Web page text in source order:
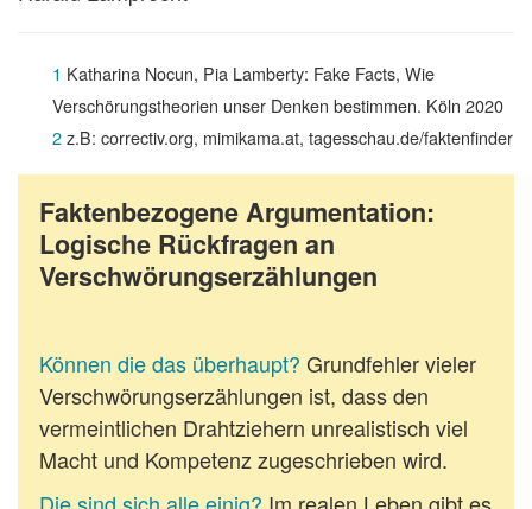
1 Katharina Nocun, Pia Lamberty: Fake Facts, Wie
Verschörungstheorien unser Denken bestimmen. Köln 2020
2z.B: correctiv.org, mimikama.at, tagesschau.de/faktenfinder
Faktenbezogene Argumentation:
Logische Rückfragen an
Verschwörungserzählungen
Können die das überhaupt? Grundfehler vieler
Verschwörungserzählungen ist, dass den
vermeintlichen Drahtziehern unrealistisch viel
Macht und Kompetenz zugeschrieben wird.